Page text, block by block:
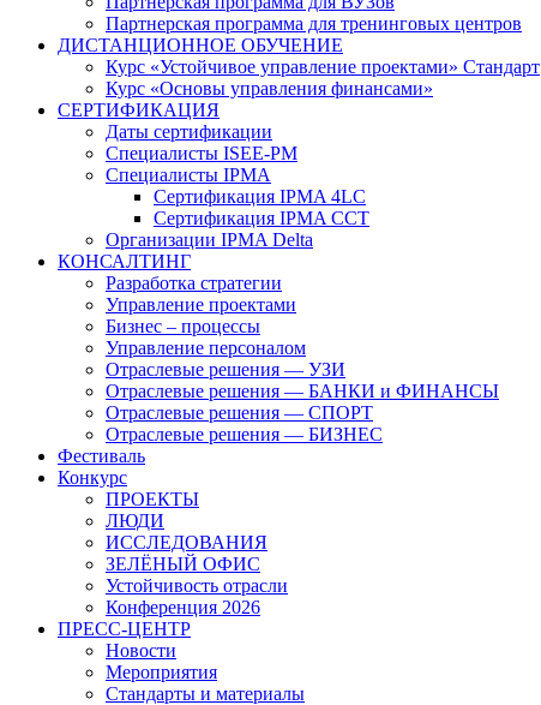
Партнерская программа для тренинговых центров
ДИСТАНЦИОННОЕ ОБУЧЕНИЕ
Курс «Устойчивое управление проектами» Стандарт
Курс «Основы управления финансами»
СЕРТИФИКАЦИЯ
Даты сертификации
Специалисты ISEE-PM
Специалисты IPMA
Сертификация IPMA 4LC
Сертификация IPMA CCT
Организации IPMA Delta
КОНСАЛТИНГ
Разработка стратегии
Управление проектами
Бизнес – процессы
Управление персоналом
Отраслевые решения — УЗИ
Отраслевые решения — БАНКИ и ФИНАНСЫ
Отраслевые решения — СПОРТ
Отраслевые решения — БИЗНЕС
Фестиваль
Конкурс
ПРОЕКТЫ
ЛЮДИ
ИССЛЕДОВАНИЯ
ЗЕЛЁНЫЙ ОФИС
Устойчивость отрасли
Конференция 2026
ПРЕСС-ЦЕНТР
Новости
Мероприятия
Стандарты и материалы